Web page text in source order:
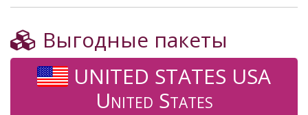
Выгодные пакеты
UNITED STATES USA
United States